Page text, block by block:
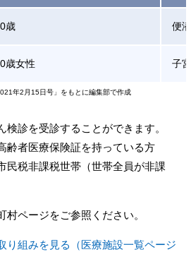
歳 便
歳女性 子
年2月15日号」をもとに編集部で作成
検診を受診することができます。
齢者医療保険証を持っている方
民税非課税世帯（世帯全員が非課
ページをご参照ください。
り組みを見る（医療施設一覧ページ